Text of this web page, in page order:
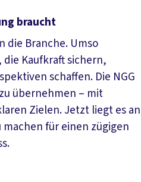
braucht
die Branche. Umso
Kaufkraft sichern,
schaffen. Die NGG
übernehmen – mit
Zielen. Jetzt liegt es an
für einen zügigen